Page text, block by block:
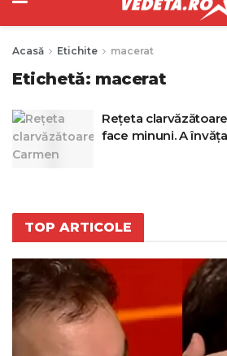
Acasă Etichite macerat
Etichetă: macerat
Rețeta
face minuni. A
TOP ARTICOLE